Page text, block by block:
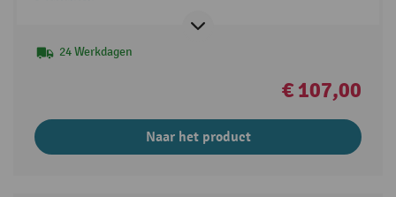
24 Werkdagen
€ 107,00
Naar het product